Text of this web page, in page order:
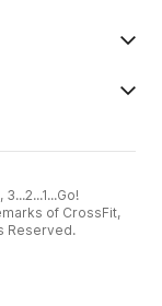
of CrossFit,
Reserved.